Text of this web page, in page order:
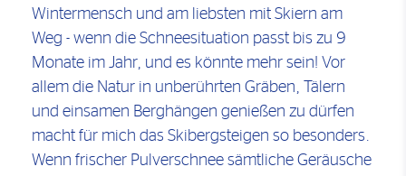
Wintermensch und am liebsten mit Skiern am
Weg - wenn die Schneesituation passt bis zu 9
Monate im Jahr, und es könnte mehr sein! Vor
allem die Natur in unberührten Gräben, Tälern
und einsamen Berghängen genießen zu dürfen
macht für mich das Skibergsteigen so besonders.
Wenn frischer Pulverschnee sämtliche Geräusche